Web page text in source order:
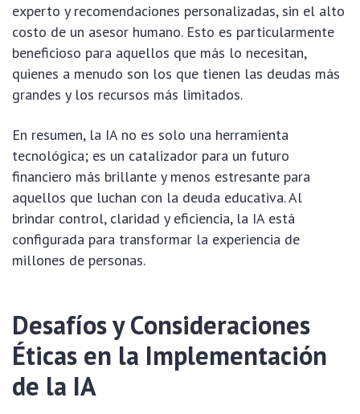
experto y recomendaciones personalizadas, sin el alto
costo de un asesor humano. Esto es particularmente
beneficioso para aquellos que más lo necesitan,
quienes a menudo son los que tienen las deudas más
grandes y los recursos más limitados.
En resumen, la IA no es solo una herramienta
tecnológica; es un catalizador para un futuro
financiero más brillante y menos estresante para
aquellos que luchan con la deuda educativa. Al
brindar control, claridad y eficiencia, la IA está
configurada para transformar la experiencia de
millones de personas.
Desafíos y Consideraciones
Éticas en la Implementación
de la IA